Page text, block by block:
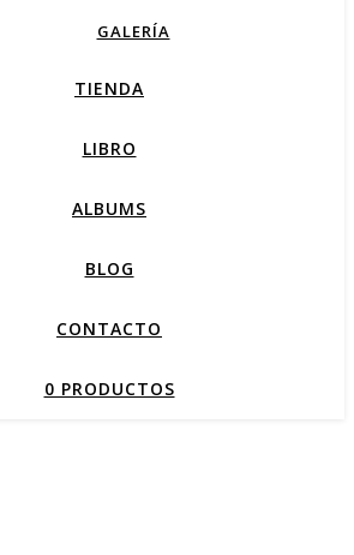
GALERÍA
TIENDA
LIBRO
ALBUMS
BLOG
CONTACTO
0 PRODUCTOS